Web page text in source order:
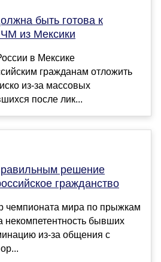
быть готова к
из Мексики
в Мексике
гражданам отложить
из-за массовых
после лик...
решение
гражданство
чемпионата мира по прыжкам
некомпетентность бывших
из-за общения с